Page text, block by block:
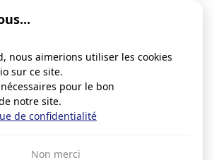
nous aimerions utiliser les cookies
sur ce site.
pour le bon
notre site.
de confidentialité
Non merci